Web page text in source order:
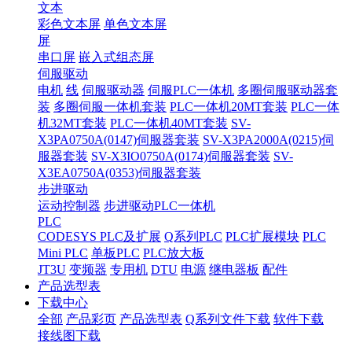
文本
彩色文本屏 单色文本屏
屏
串口屏 嵌入式组态屏
伺服驱动
电机 线 伺服驱动器 伺服PLC一体机 多圈伺服驱动器套
装 多圈伺服一体机套装 PLC一体机20MT套装 PLC一体
机32MT套装 PLC一体机40MT套装 SV-
X3PA0750A(0147)伺服器套装 SV-X3PA2000A(0215)伺
服器套装 SV-X3IO0750A(0174)伺服器套装 SV-
X3EA0750A(0353)伺服器套装
步进驱动
运动控制器 步进驱动PLC一体机
PLC
CODESYS PLC及扩展 Q系列PLC PLC扩展模块 PLC
Mini PLC 单板PLC PLC放大板
JT3U 变频器 专用机 DTU 电源 继电器板 配件
产品选型表
下载中心
全部 产品彩页 产品选型表 Q系列文件下载 软件下载
接线图下载